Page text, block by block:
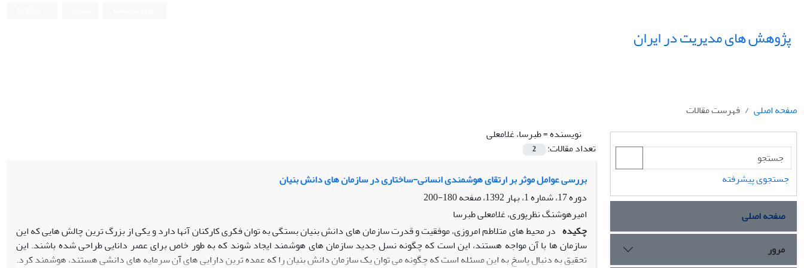
پژوهش های مدیریت در ایران
صفحه اصلی
فهرست مقالات
نویسنده =طبرسا، غلامعلی
تعداد مقالات:
2
بررسی عوامل موثر بر ارتقای هوشمندی انسانی-ساختاری در سازمان های دانش بنیان
دوره 17، شماره 1، بهار 1392، صفحه
180-200
امیرهوشنگ نظرپوری، غلامعلی طبرسا
چکیده در محیط های متلاطم امروزی، موفقیت و قدرت سازمان های دانش بنیان بستگی به توان فکری کارکنان آنها دارد و یکی از بزرگ ترین چالش هایی که این
سازمان ها با آن مواجه هستند، این است که چگونه نسل جدید سازمان های هوشمند ایجاد شوند که به طور خاص برای عصر دانایی طراحی شده باشند. این
تحقیق به دنبال پاسخ به این مسئله است که چگونه می توان یک سازمان دانش بنیان را که عمده ترین دارایی های آن سرمایه های دانشی هستند، هوشمند کرد.
جستجوی پیشرفته
صفحه اصلی
مرور